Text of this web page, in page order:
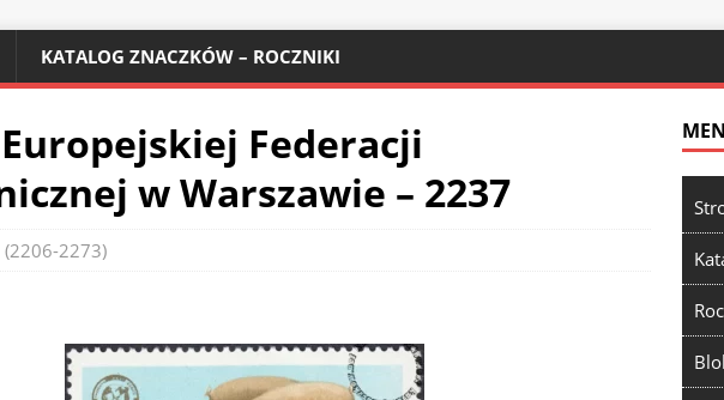
KATALOG ZNACZKÓW – ROCZNIKI
Federacji
w Warszawie – 2237
(2206-2273)